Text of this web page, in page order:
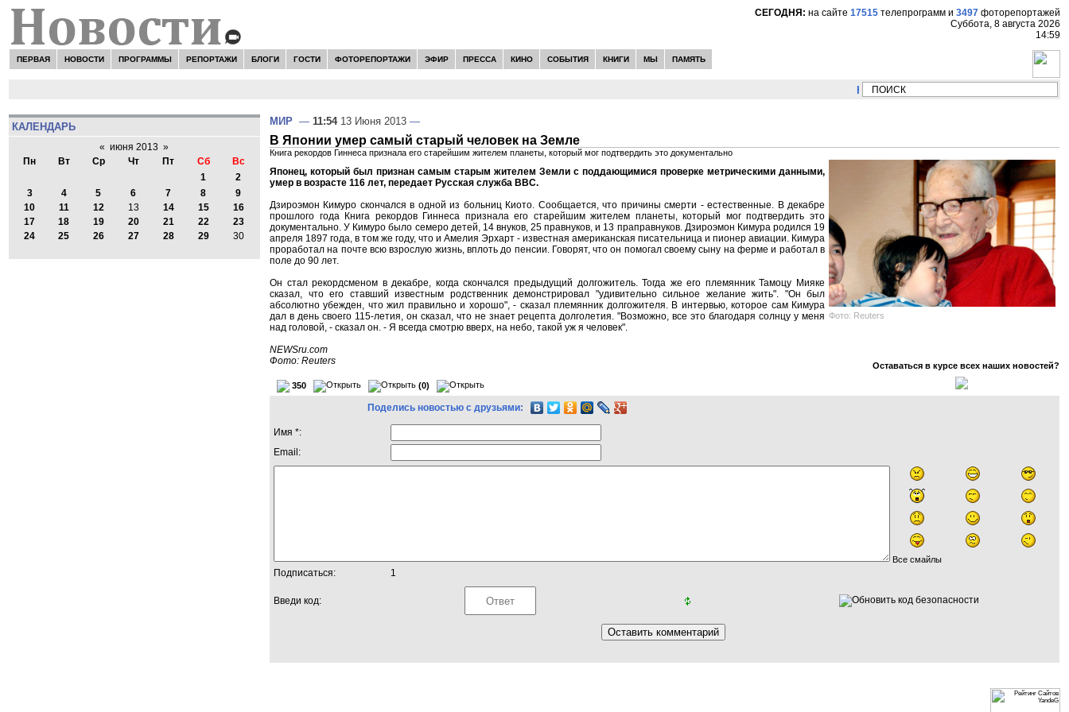
СЕГОДНЯ: на сайте 17515 телепрограмм и 3497 фоторепортажей
Суббота, 8 августа 2026
14:59
ПЕРВАЯ НОВОСТИ ПРОГРАММЫ РЕПОРТАЖИ БЛОГИ ГОСТИ ФОТОРЕПОРТАЖИ ЭФИР ПРЕССА КИНО СОБЫТИЯ КНИГИ МЫ ПАМЯТЬ
НОВОСТИ:
КАЛЕНДАРЬ
« июня 2013 »
Пн
Вт Ср Чт Пт Сб
Вс
1
2
3
4 5 6 7 8
9
10
11 12 13 14 15
16
17
18 19 20 21 22
23
24
25 26 27 28 29 30
МИР — 11:5413 Июня 2013 —
В Японии умер самый старый человек на Земле
Книга рекордов Гиннеса признала его старейшим жителем планеты, который мог подтвердить это документально
Фото: Reuters
Японец, который был признан самым старым жителем Земли с поддающимися проверке метрическими данными,
умер в возрасте 116 лет, передает Русская служба BBC.
Дзироэмон Кимуро скончался в одной из больниц Киото. Сообщается, что причины смерти - естественные. В декабре
прошлого года Книга рекордов Гиннеса признала его старейшим жителем планеты, который мог подтвердить это
документально. У Кимуро было семеро детей, 14 внуков, 25 правнуков, и 13 праправнуков. Дзироэмон Кимура родился 19
апреля 1897 года, в том же году, что и Амелия Эрхарт - известная американская писательница и пионер авиации. Кимура
проработал на почте всю взрослую жизнь, вплоть до пенсии. Говорят, что он помогал своему сыну на ферме и работал в
поле до 90 лет.
Он стал рекордсменом в декабре, когда скончался предыдущий долгожитель. Тогда же его племянник Тамоцу Мияке
сказал, что его ставший известным родственник демонстрировал "удивительно сильное желание жить". "Он был
абсолютно убежден, что жил правильно и хорошо", - сказал племянник долгожителя. В интервью, которое сам Кимура
дал в день своего 115-летия, он сказал, что не знает рецепта долголетия. "Возможно, все это благодаря солнцу у меня
над головой, - сказал он. - Я всегда смотрю вверх, на небо, такой уж я человек".
NEWSru.com
Фото: Reuters
Оставаться в курсе всех наших новостей?
350 (0)
Поделись новостью с друзьями:
Имя *:
Email:
Все смайлы
Подписаться: 1
Введи код: